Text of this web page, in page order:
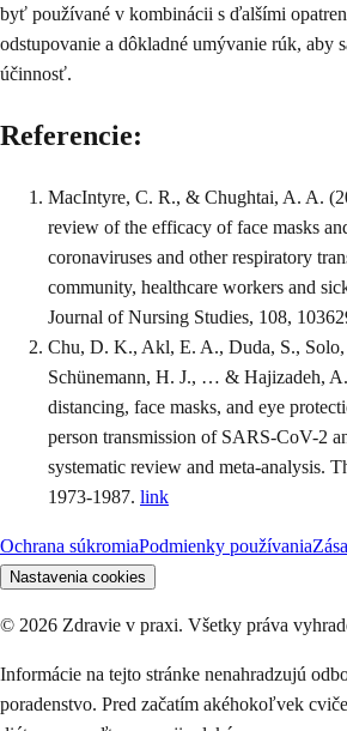
byť používané v kombinácii s ďalšími
odstupovanie a dôkladné umývanie rúk, aby
účinnosť.
Referencie:
MacIntyre, C. R., & Chughtai, A. A.
review of the efficacy of face masks
coronaviruses and other respiratory
community, healthcare workers and
Journal of Nursing Studies, 108,
Chu, D. K., Akl, E. A., Duda, S., Solo,
Schünemann, H. J., … & Hajizadeh,
distancing, face masks, and eye
person transmission of SARS-CoV-2
systematic review and meta-analysis.
1973-1987. link
Ochrana súkromiaPodmienky používania
Nastavenia cookies
© 2026 Zdravie v praxi. Všetky práva
Informácie na tejto stránke nenahradzujú
poradenstvo. Pred začatím akéhokoľvek